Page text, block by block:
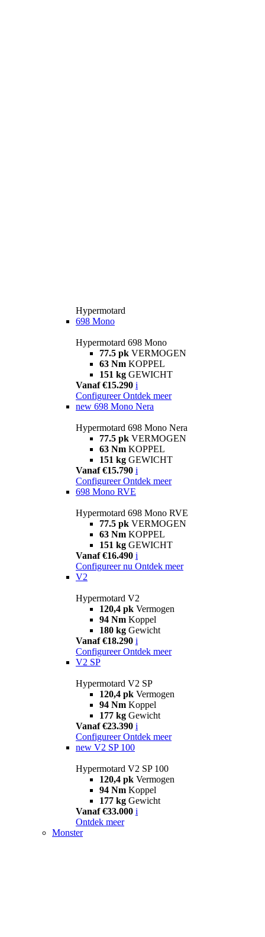
Hypermotard
698 Mono
Hypermotard 698 Mono
77.5 pk VERMOGEN
63 Nm KOPPEL
151 kg GEWICHT
Vanaf €15.290 i
Configureer Ontdek meer
new 698 Mono Nera
Hypermotard 698 Mono Nera
77.5 pk VERMOGEN
63 Nm KOPPEL
151 kg GEWICHT
Vanaf €15.790 i
Configureer Ontdek meer
698 Mono RVE
Hypermotard 698 Mono RVE
77.5 pk VERMOGEN
63 Nm KOPPEL
151 kg GEWICHT
Vanaf €16.490 i
Configureer nu Ontdek meer
V2
Hypermotard V2
120,4 pk Vermogen
94 Nm Koppel
180 kg Gewicht
Vanaf €18.290 i
Configureer Ontdek meer
V2 SP
Hypermotard V2 SP
120,4 pk Vermogen
94 Nm Koppel
177 kg Gewicht
Vanaf €23.390 i
Configureer Ontdek meer
new V2 SP 100
Hypermotard V2 SP 100
120,4 pk Vermogen
94 Nm Koppel
177 kg Gewicht
Vanaf €33.000 i
Ontdek meer
Monster